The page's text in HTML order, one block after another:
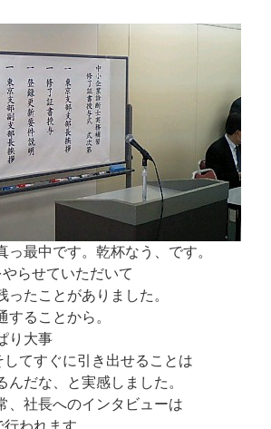
っ最中です。乾杯なう、です。
らせていただいて
ったことがありました。
することから。
り大事
してすぐに引き出せることは
だな、と実感しました。
社長へのインタビューは